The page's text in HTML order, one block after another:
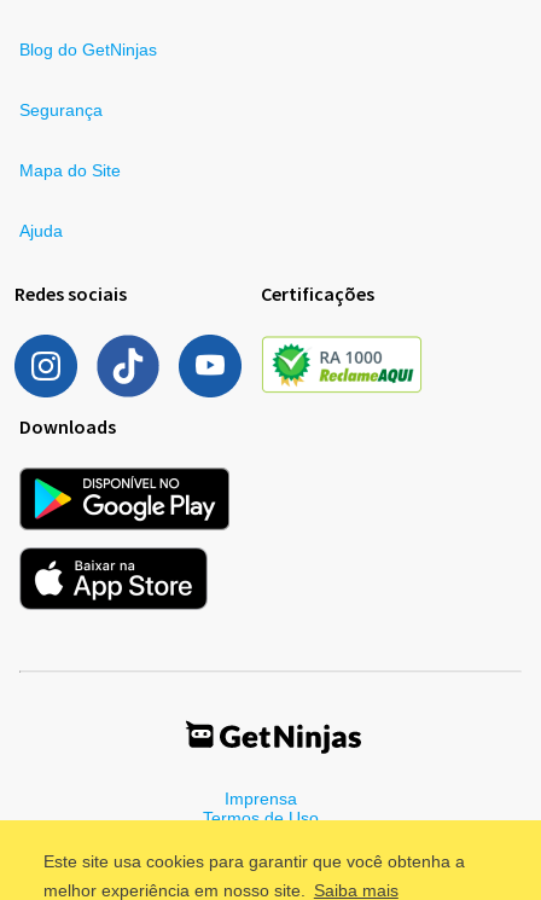
Este site usa cookies para garantir que você obtenha a
melhor experiência em nosso site. Saiba mais
Blog do GetNinjas
Segurança
Mapa do Site
Ajuda
Redes sociais Certificações
Downloads
Imprensa
Termos de Uso